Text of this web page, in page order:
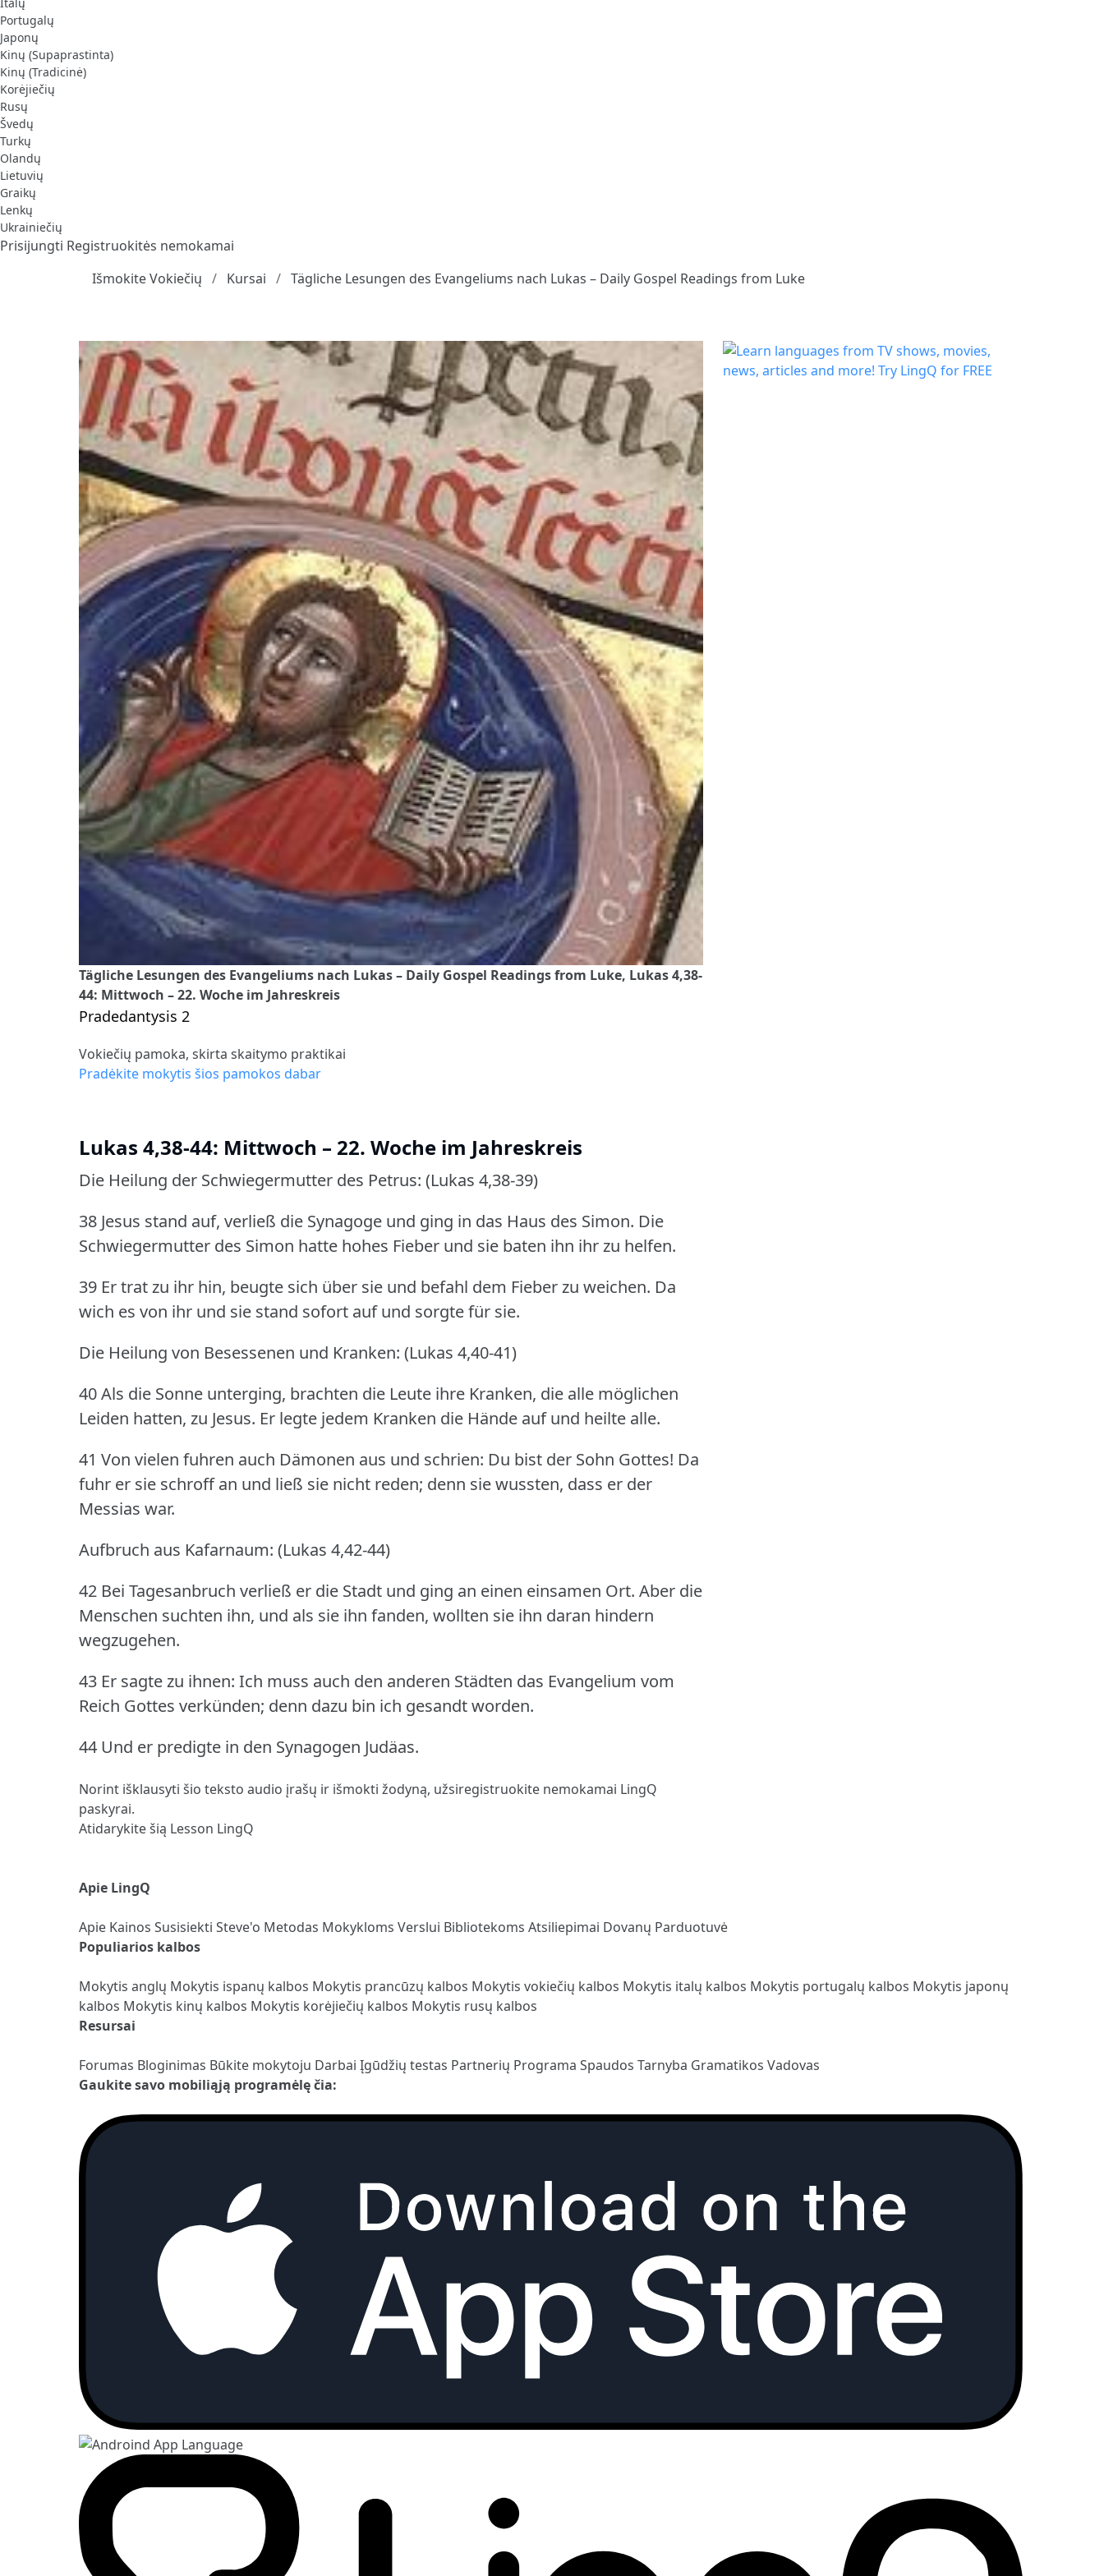
Portugalų
Japonų
Kinų (Supaprastinta)
Kinų (Tradicinė)
Korėjiečių
Rusų
Švedų
Turkų
Olandų
Lietuvių
Graikų
Lenkų
Ukrainiečių
Prisijungti Registruokitės nemokamai
Išmokite Vokiečių
Kursai Tägliche Lesungen des Evangeliums nach Lukas – Daily Gospel Readings from Luke
Tägliche Lesungen des Evangeliums nach Lukas – Daily Gospel Readings from Luke, Lukas 4,38-
44: Mittwoch – 22. Woche im Jahreskreis
Pradedantysis 2
Vokiečių pamoka, skirta skaitymo praktikai
Pradėkite mokytis šios pamokos dabar
Lukas 4,38-44: Mittwoch – 22. Woche im Jahreskreis
Die Heilung der Schwiegermutter des Petrus: (Lukas 4,38-39)
38 Jesus stand auf, verließ die Synagoge und ging in das Haus des Simon. Die
Schwiegermutter des Simon hatte hohes Fieber und sie baten ihn ihr zu helfen.
39 Er trat zu ihr hin, beugte sich über sie und befahl dem Fieber zu weichen. Da
wich es von ihr und sie stand sofort auf und sorgte für sie.
Die Heilung von Besessenen und Kranken: (Lukas 4,40-41)
40 Als die Sonne unterging, brachten die Leute ihre Kranken, die alle möglichen
Leiden hatten, zu Jesus. Er legte jedem Kranken die Hände auf und heilte alle.
41 Von vielen fuhren auch Dämonen aus und schrien: Du bist der Sohn Gottes! Da
fuhr er sie schroff an und ließ sie nicht reden; denn sie wussten, dass er der
Messias war.
Aufbruch aus Kafarnaum: (Lukas 4,42-44)
42 Bei Tagesanbruch verließ er die Stadt und ging an einen einsamen Ort. Aber die
Menschen suchten ihn, und als sie ihn fanden, wollten sie ihn daran hindern
wegzugehen.
43 Er sagte zu ihnen: Ich muss auch den anderen Städten das Evangelium vom
Reich Gottes verkünden; denn dazu bin ich gesandt worden.
44 Und er predigte in den Synagogen Judäas.
Norint išklausyti šio teksto audio įrašų ir išmokti žodyną, užsiregistruokite nemokamai LingQ
paskyrai.
Atidarykite šią Lesson LingQ
Apie LingQ
Apie Kainos Susisiekti Steve'o Metodas Mokykloms Verslui Bibliotekoms Atsiliepimai Dovanų Parduotuvė
Populiarios kalbos
Mokytis anglų Mokytis ispanų kalbos Mokytis prancūzų kalbos Mokytis vokiečių kalbos Mokytis italų kalbos Mokytis portugalų kalbos Mokytis japonų
kalbos Mokytis kinų kalbos Mokytis korėjiečių kalbos Mokytis rusų kalbos
Resursai
Forumas Bloginimas Būkite mokytoju Darbai Įgūdžių testas Partnerių Programa Spaudos Tarnyba Gramatikos Vadovas
Gaukite savo mobiliąją programėlę čia: